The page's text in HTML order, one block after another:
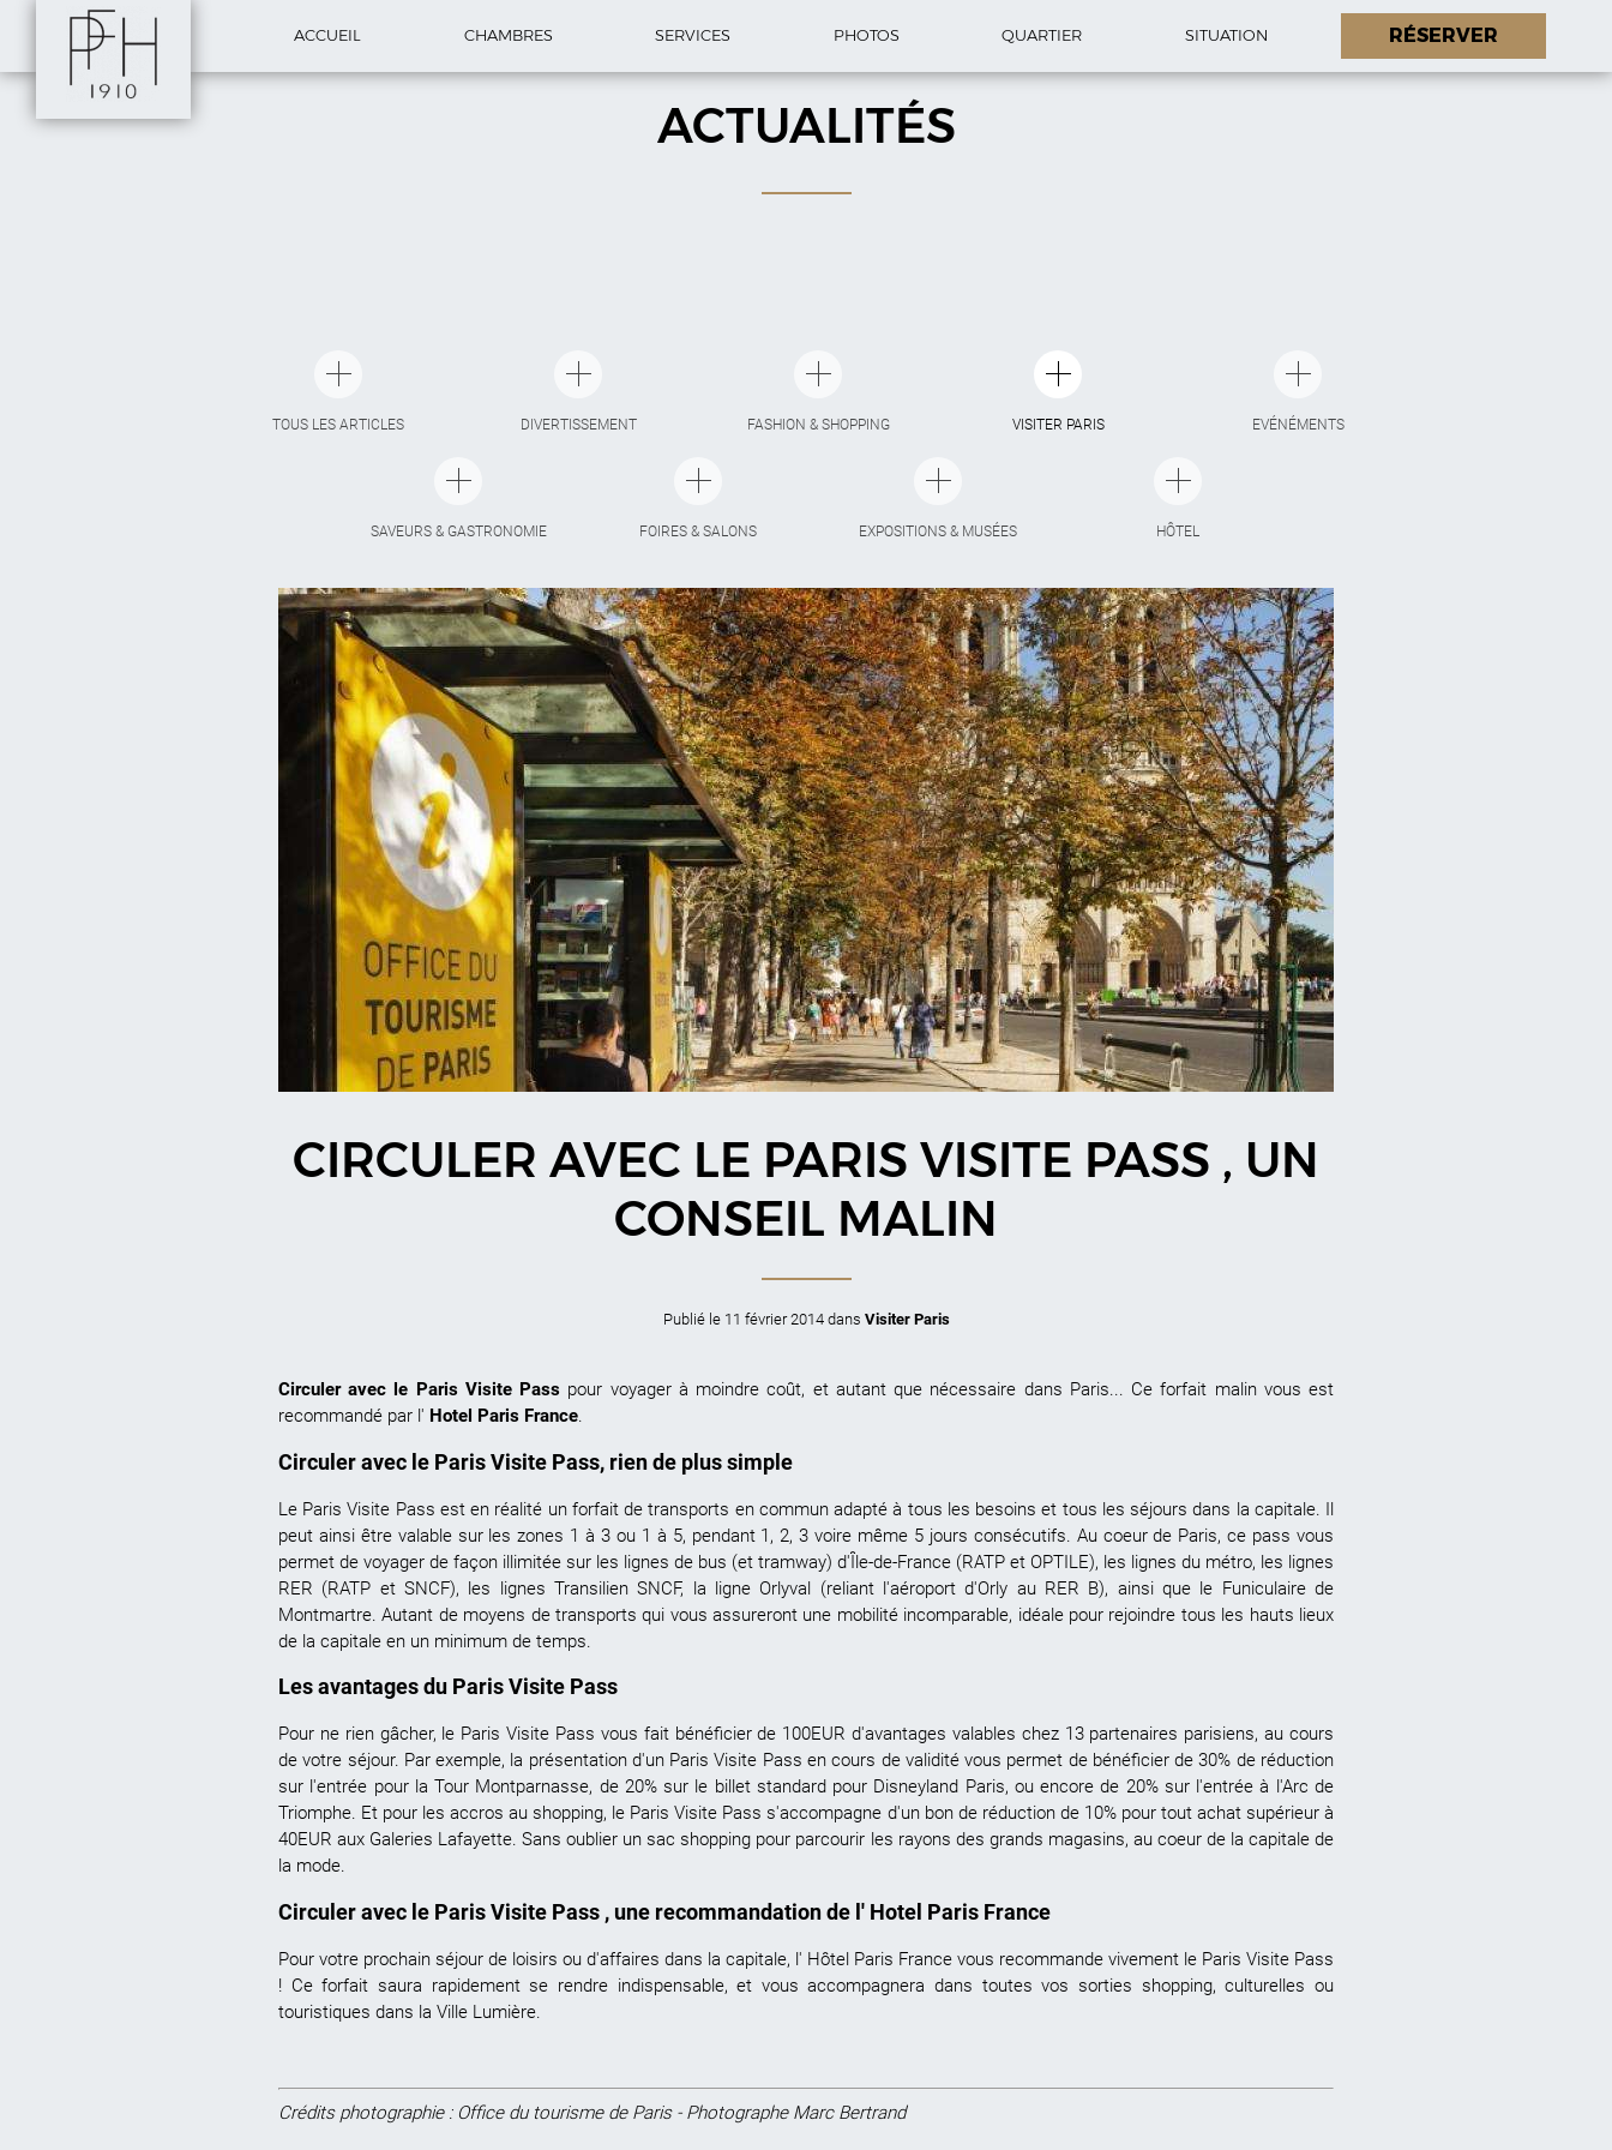
ACCUEIL CHAMBRES SERVICES PHOTOS QUARTIER SITUATION RÉSERVER
ACTUALITÉS
TOUS LES ARTICLES DIVERTISSEMENT FASHION & SHOPPING VISITER PARIS EVÉNÉMENTS
SAVEURS & GASTRONOMIE FOIRES & SALONS EXPOSITIONS & MUSÉES HÔTEL
CIRCULER AVEC LE PARIS VISITE PASS , UN
CONSEIL MALIN
Publié le 11 février 2014 dans Visiter Paris
Circuler avec le Paris Visite Pass pour voyager à moindre coût, et autant que nécessaire dans Paris... Ce forfait malin vous est
recommandé par l' Hotel Paris France.
Circuler avec le Paris Visite Pass, rien de plus simple
Le Paris Visite Pass est en réalité un forfait de transports en commun adapté à tous les besoins et tous les séjours dans la capitale. Il
peut ainsi être valable sur les zones 1 à 3 ou 1 à 5, pendant 1, 2, 3 voire même 5 jours consécutifs. Au coeur de Paris, ce pass vous
permet de voyager de façon illimitée sur les lignes de bus (et tramway) d'Île-de-France (RATP et OPTILE), les lignes du métro, les lignes
RER (RATP et SNCF), les lignes Transilien SNCF, la ligne Orlyval (reliant l'aéroport d'Orly au RER B), ainsi que le Funiculaire de
Montmartre. Autant de moyens de transports qui vous assureront une mobilité incomparable, idéale pour rejoindre tous les hauts lieux
de la capitale en un minimum de temps.
Les avantages du Paris Visite Pass
Pour ne rien gâcher, le Paris Visite Pass vous fait bénéficier de 100EUR d'avantages valables chez 13 partenaires parisiens, au cours
de votre séjour. Par exemple, la présentation d'un Paris Visite Pass en cours de validité vous permet de bénéficier de 30% de réduction
sur l'entrée pour la Tour Montparnasse, de 20% sur le billet standard pour Disneyland Paris, ou encore de 20% sur l'entrée à l'Arc de
Triomphe. Et pour les accros au shopping, le Paris Visite Pass s'accompagne d'un bon de réduction de 10% pour tout achat supérieur à
40EUR aux Galeries Lafayette. Sans oublier un sac shopping pour parcourir les rayons des grands magasins, au coeur de la capitale de
la mode.
Circuler avec le Paris Visite Pass , une recommandation de l' Hotel Paris France
Pour votre prochain séjour de loisirs ou d'affaires dans la capitale, l' Hôtel Paris France vous recommande vivement le Paris Visite Pass
! Ce forfait saura rapidement se rendre indispensable, et vous accompagnera dans toutes vos sorties shopping, culturelles ou
touristiques dans la Ville Lumière.
Crédits photographie : Office du tourisme de Paris - Photographe Marc Bertrand